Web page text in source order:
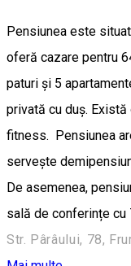
Pensiunea este
oferă cazare pentru
paturi și 5
privată cu duș.
fitness. Pensiunea
servește
De asemenea,
sală de conferințe cu
Str. Pârâului, 78,